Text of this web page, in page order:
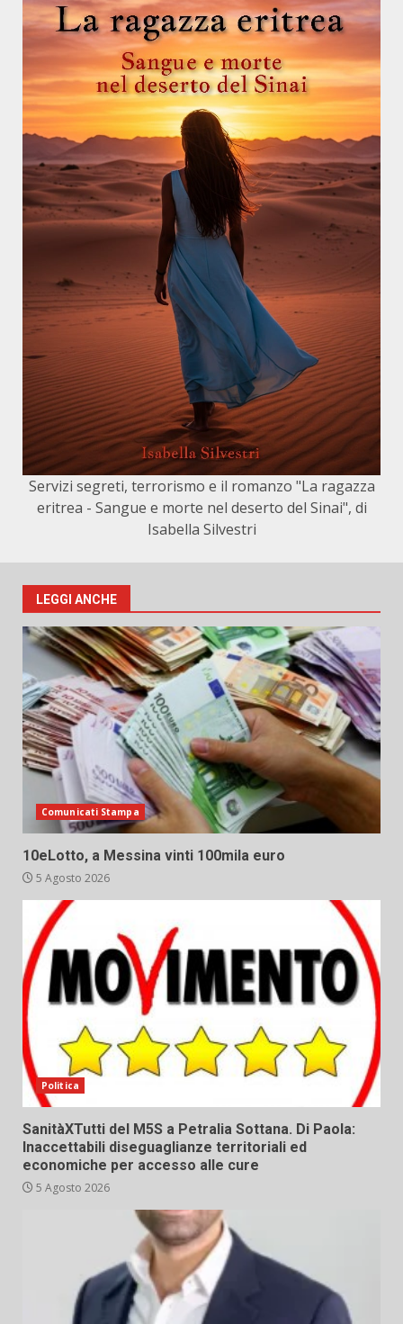
Servizi segreti, terrorismo e il romanzo "La ragazza
eritrea - Sangue e morte nel deserto del Sinai", di
Isabella Silvestri
LEGGI ANCHE
Comunicati Stampa
10eLotto, a Messina vinti 100mila euro
5 Agosto 2026
Politica
SanitàXTutti del M5S a Petralia Sottana. Di Paola:
Inaccettabili diseguaglianze territoriali ed
economiche per accesso alle cure
5 Agosto 2026